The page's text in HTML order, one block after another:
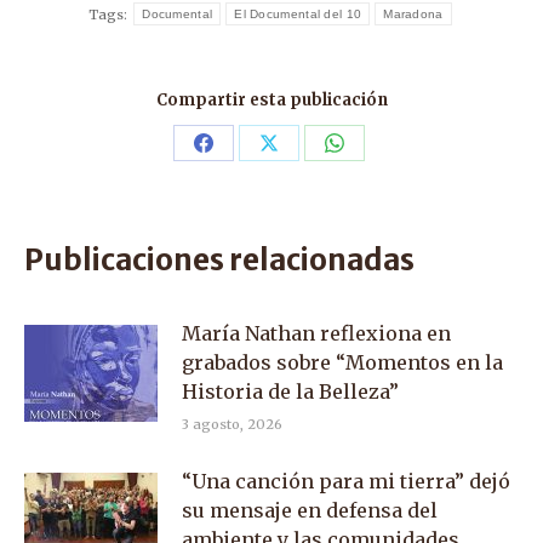
Tags: Documental El Documental del 10 Maradona
Compartir esta publicación
Share Share Share
Publicaciones relacionadas
María Nathan reflexiona en
grabados sobre “Momentos en la
Historia de la Belleza”
3 agosto, 2026
“Una canción para mi tierra” dejó
su mensaje en defensa del